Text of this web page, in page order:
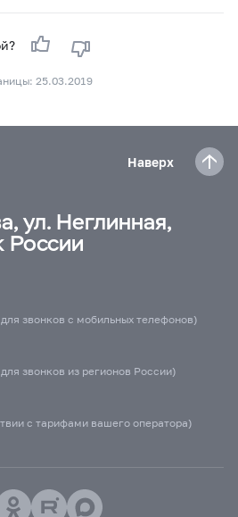
25.03.2019
Наверх
ул. Неглинная,
России
звонков с мобильных телефонов)
звонков из регионов России)
с тарифами вашего оператора)